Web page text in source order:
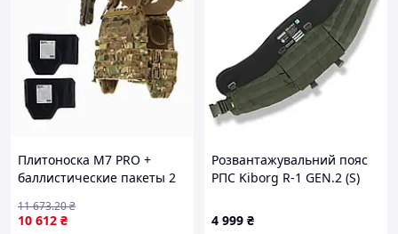
Плитоноска М7 PRO +
баллистические пакеты 2
Мультикам
10 612 ₴
11 673.20₴
Розвантажувальний пояс
РПС Kiborg R-1 GEN.2 (S)
Militex)
4 999 ₴